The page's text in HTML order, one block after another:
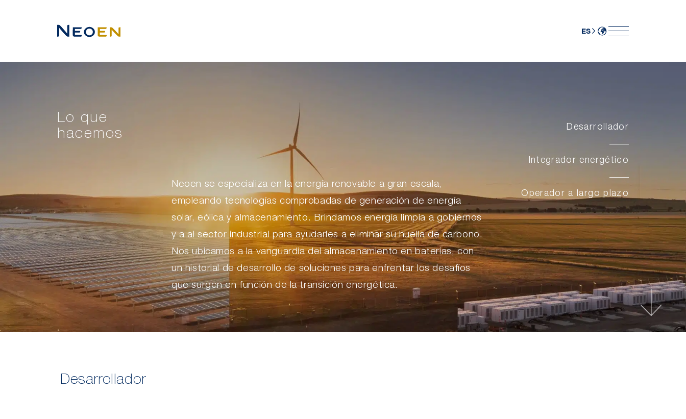
ES
Lo que
hacemos
Neoen se especializa en la energía renovable a gran escala,
empleando tecnologías comprobadas de generación de energía
solar, eólica y almacenamiento. Brindamos energía limpia a gobiernos
y a al sector industrial para ayudarles a eliminar su huella de carbono.
Nos ubicamos a la vanguardia del almacenamiento en baterías, con
un historial de desarrollo de soluciones para enfrentar los desafíos
que surgen en función de la transición energética.
Desarrollador
Integrador energético
Operador a largo plazo
Desarrollador